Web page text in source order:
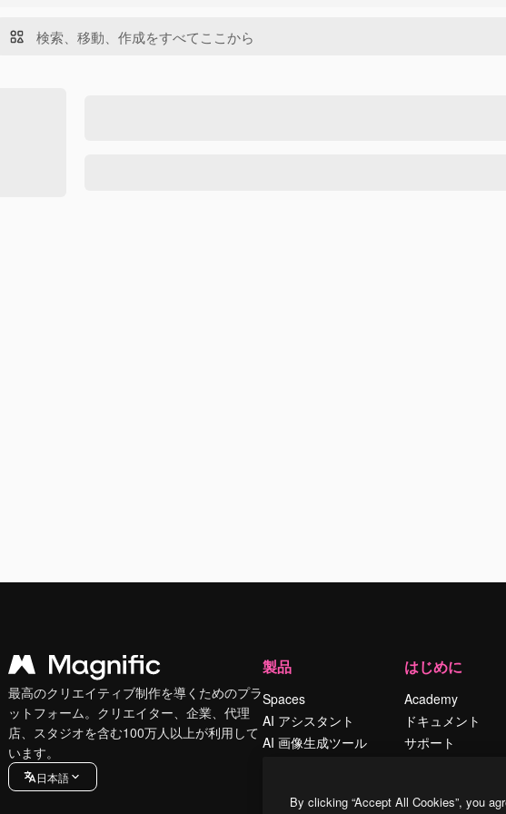
最高のクリエイティブ制作を導くためのプラ
ットフォーム。クリエイター、企業、代理
店、スタジオを含む100万人以上が利用して
います。
日本語
製品
Spaces
AI アシスタント
AI 画像生成ツール
ストックコンテン
はじめに
Academy
ドキュメント
サポート
シー
By clicking “Accept All Cookies”, you